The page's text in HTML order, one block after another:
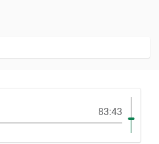
83:43